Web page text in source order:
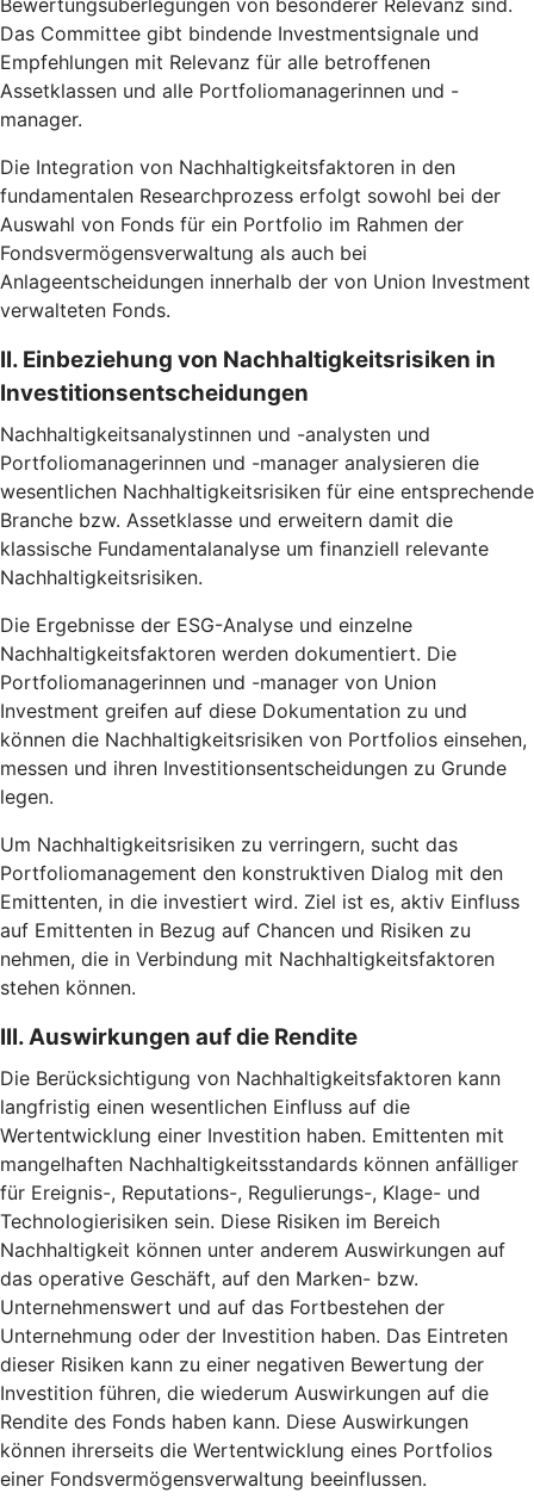
Bewertungsüberlegungen von besonderer Relevanz sind.
Das Committee gibt bindende Investmentsignale und
Empfehlungen mit Relevanz für alle betroffenen
Assetklassen und alle Portfoliomanagerinnen und -
manager.
Die Integration von Nachhaltigkeitsfaktoren in den
fundamentalen Researchprozess erfolgt sowohl bei der
Auswahl von Fonds für ein Portfolio im Rahmen der
Fondsvermögensverwaltung als auch bei
Anlageentscheidungen innerhalb der von Union Investment
verwalteten Fonds.
II. Einbeziehung von Nachhaltigkeitsrisiken in
Investitionsentscheidungen
Nachhaltigkeitsanalystinnen und -analysten und
Portfoliomanagerinnen und -manager analysieren die
wesentlichen Nachhaltigkeitsrisiken für eine entsprechende
Branche bzw. Assetklasse und erweitern damit die
klassische Fundamentalanalyse um finanziell relevante
Nachhaltigkeitsrisiken.
Die Ergebnisse der ESG-Analyse und einzelne
Nachhaltigkeitsfaktoren werden dokumentiert. Die
Portfoliomanagerinnen und -manager von Union
Investment greifen auf diese Dokumentation zu und
können die Nachhaltigkeitsrisiken von Portfolios einsehen,
messen und ihren Investitionsentscheidungen zu Grunde
legen.
Um Nachhaltigkeitsrisiken zu verringern, sucht das
Portfoliomanagement den konstruktiven Dialog mit den
Emittenten, in die investiert wird. Ziel ist es, aktiv Einfluss
auf Emittenten in Bezug auf Chancen und Risiken zu
nehmen, die in Verbindung mit Nachhaltigkeitsfaktoren
stehen können.
III. Auswirkungen auf die Rendite
Die Berücksichtigung von Nachhaltigkeitsfaktoren kann
langfristig einen wesentlichen Einfluss auf die
Wertentwicklung einer Investition haben. Emittenten mit
mangelhaften Nachhaltigkeitsstandards können anfälliger
für Ereignis-, Reputations-, Regulierungs-, Klage- und
Technologierisiken sein. Diese Risiken im Bereich
Nachhaltigkeit können unter anderem Auswirkungen auf
das operative Geschäft, auf den Marken- bzw.
Unternehmenswert und auf das Fortbestehen der
Unternehmung oder der Investition haben. Das Eintreten
dieser Risiken kann zu einer negativen Bewertung der
Investition führen, die wiederum Auswirkungen auf die
Rendite des Fonds haben kann. Diese Auswirkungen
können ihrerseits die Wertentwicklung eines Portfolios
einer Fondsvermögensverwaltung beeinflussen.